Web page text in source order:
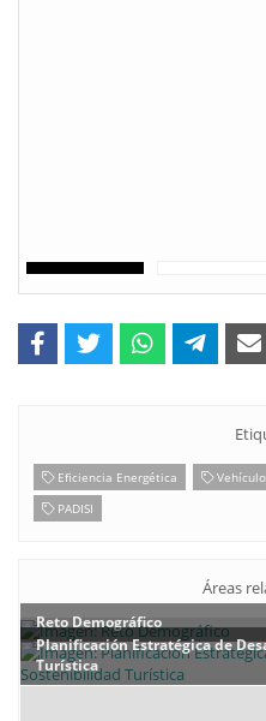
Eficiencia Energética
PADISI
Áreas
Reto Demográfico
Planificación Estratégica de
Turística